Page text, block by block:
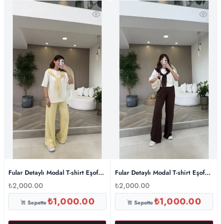
Fular Detaylı Modal T-shirt Eşofman Takım – Sarı
₺2,000.00
Sepette₺1,000.00
Fular Detaylı Modal T-shirt
₺2,000.00
Sepette₺1,000.00